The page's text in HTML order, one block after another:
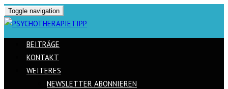
Toggle navigation
BEITRÄGE
KONTAKT
WEITERES
NEWSLETTER ABONNIEREN